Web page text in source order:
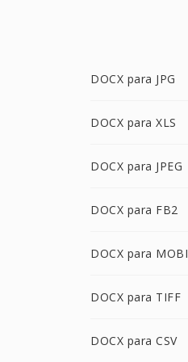
DOCX para JPG
DOCX para XLS
DOCX para JPEG
DOCX para FB2
DOCX para MOBI
DOCX para TIFF
DOCX para CSV